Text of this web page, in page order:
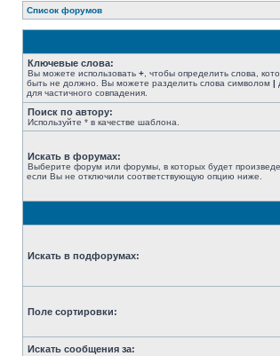
Список форумов
Ключевые слова:
Вы можете использовать + , чтобы определить слова,
быть не должно. Вы можете разделить слова символом |
для частичного совпадения.
Поиск по автору:
Используйте * в качестве шаблона.
Искать в форумах:
Выберите форум или форумы, в которых будет
если Вы не отключили соответствующую опцию ниже.
Искать в подфорумах:
Поле сортировки:
Искать сообщения за: